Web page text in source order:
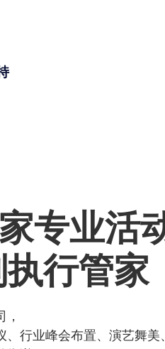
专业活
行管家
行业峰会布置、演艺舞美